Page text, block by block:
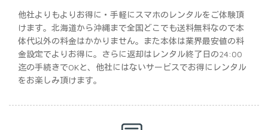
他社よりもよりお得に・手軽にスマホのレンタルをご体験頂
けます。北海道から沖縄まで全国どこでも送料無料なので本
体代以外の料金はかかりません。また本体は業界最安値の料
金設定でよりお得に。さらに返却はレンタル終了日の24:00
迄の手続きでOKと、他社にはないサービスでお得にレンタル
をお楽しみ頂けます。